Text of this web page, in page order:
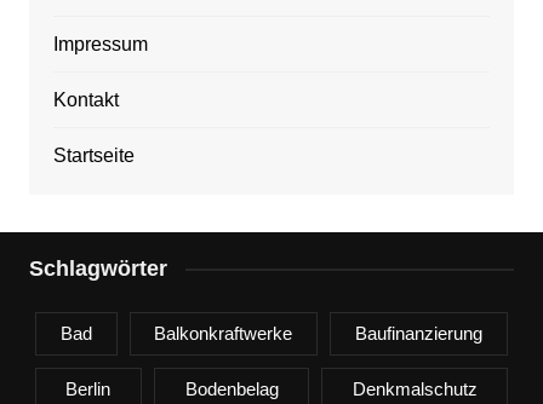
Impressum
Kontakt
Startseite
Schlagwörter
Bad Balkonkraftwerke Baufinanzierung
Berlin Bodenbelag Denkmalschutz